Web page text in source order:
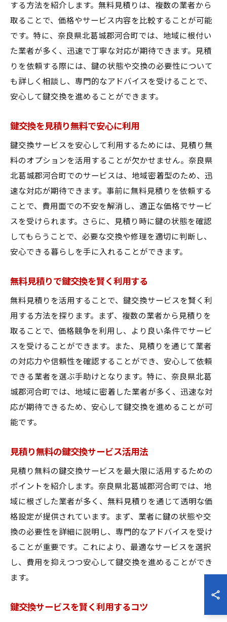
する方法を紹介します。無料見積りは、複数の業者から
取ることで、価格やサービス内容を比較することが可能
です。特に、奈良県北葛城郡河合町では、地域に根付い
た業者が多く、迅速で丁寧な対応が期待できます。見積
りを依頼する際には、鍵の状態や交換の必要性について
も詳しく相談し、専門的なアドバイスを受けることで、
安心して鍵交換を進めることができます。
鍵交換を見積り無料で安心に利用
鍵交換サービスを安心して利用するためには、見積り無
料のオプションを活用することが欠かせません。奈良県
北葛城郡河合町でのサービスは、地域密着型のため、迅
速な対応が期待できます。事前に無料見積りを依頼する
ことで、費用面での不安を解消し、適正な価格でサービ
スを受けられます。さらに、見積り時に鍵の状態を確認
してもらうことで、必要な交換や修理を適切に判断し、
安心できる暮らしを手に入れることができます。
無料見積りで鍵交換を賢く利用する
無料見積りを活用することで、鍵交換サービスを賢く利
用する方法を探ります。まず、複数の業者から見積りを
取ることで、価格競争を利用し、より良い条件でサービ
スを受けることができます。また、見積りを通じて業者
の対応力や信頼性を確認することができ、安心して依頼
できる業者を選ぶ手助けとなります。特に、奈良県北葛
城郡河合町では、地域に密着した業者が多く、迅速な対
応が期待できるため、安心して鍵交換を進めることが可
能です。
見積り無料の鍵交換サービス活用法
見積り無料の鍵交換サービスを最大限に活用するための
ポイントを紹介します。奈良県北葛城郡河合町では、地
域に根ざした業者が多く、無料見積りを通じて透明な価
格設定が提供されています。まず、業者に鍵の状態や交
換の必要性を詳細に説明し、専門的なアドバイスを受け
ることが重要です。これにより、最適なサービスを選択
し、費用を抑えつつ安心して鍵交換を進めることができ
ます。
鍵交換サービスを賢く利用するコツ